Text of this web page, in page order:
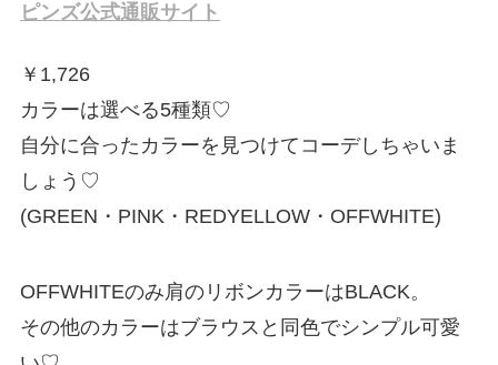
ピンズ公式通販サイト
￥ 1,726
カラーは選べる5種類♡
自分に合ったカラーを見つけてコーデしちゃいま
しょう♡
(GREEN・PINK・REDYELLOW・OFFWHITE)
OFFWHITEのみ肩のリボンカラーはBLACK。
その他のカラーはブラウスと同色でシンプル可愛